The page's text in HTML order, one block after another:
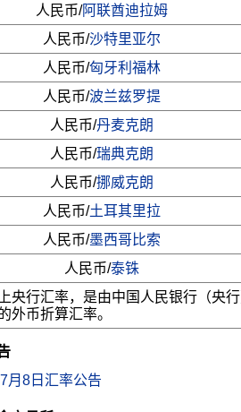
人民币/阿联酋迪拉姆
人民币/沙特里亚尔
人民币/匈牙利福林
人民币/波兰兹罗提
人民币/丹麦克朗
人民币/瑞典克朗
人民币/挪威克朗
人民币/土耳其里拉
人民币/墨西哥比索
人民币/泰铢
央行汇率，是由中国人民银行（央
外币折算汇率。
月8日汇率公告